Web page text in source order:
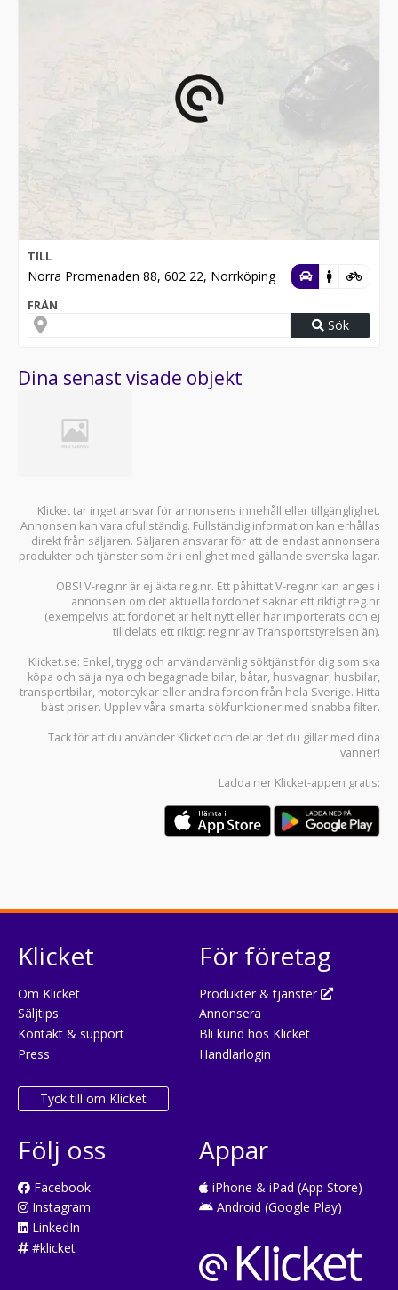
TILL
Norra Promenaden 88, 602 22, Norrköping
FRÅN
Sök
Dina senast visade objekt
Klicket tar inget ansvar för annonsens innehåll eller tillgänglighet.
Annonsen kan vara ofullständig. Fullständig information kan erhållas
direkt från säljaren. Säljaren ansvarar för att de endast annonsera
produkter och tjänster som är i enlighet med gällande svenska lagar.
OBS! V-reg.nr är ej äkta reg.nr. Ett påhittat V-reg.nr kan anges i
annonsen om det aktuella fordonet saknar ett riktigt reg.nr
(exempelvis att fordonet är helt nytt eller har importerats och ej
tilldelats ett riktigt reg.nr av Transportstyrelsen än).
Klicket.se: Enkel, trygg och användarvänlig söktjänst för dig som ska
köpa och sälja nya och begagnade bilar, båtar, husvagnar, husbilar,
transportbilar, motorcyklar eller andra fordon från hela Sverige. Hitta
bäst priser. Upplev våra smarta sökfunktioner med snabba filter.
Tack för att du använder Klicket och delar det du gillar med dina
vänner!
Ladda ner Klicket-appen gratis:
Klicket
Om Klicket
Säljtips
Kontakt & support
Press
Tyck till om Klicket
För företag
Produkter & tjänster
Annonsera
Bli kund hos Klicket
Handlarlogin
Följ oss
Facebook
Instagram
LinkedIn
#klicket
Appar
iPhone & iPad (App Store)
Android (Google Play)